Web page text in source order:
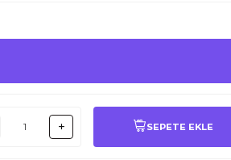
SEPETE EKLE